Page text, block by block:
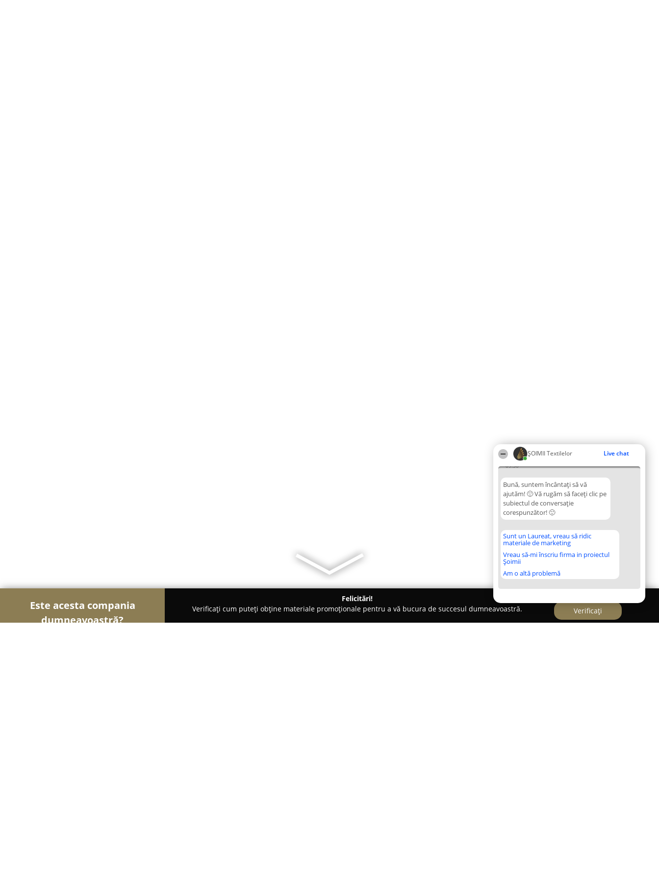
ȘOIMII Textilelor Live chat
09:30
Bună, suntem încântați să vă
ajutăm! 🙂 Vă rugăm să faceți clic pe
subiectul de conversație
corespunzător! 🙂
Sunt un Laureat, vreau să ridic
materiale de marketing
Vreau să-mi înscriu firma in proiectul
Șoimii
Am o altă problemă
Este acesta compania
dumneavoastră?
Felicitări!
Verificați cum puteți obține materiale promoționale pentru a vă bucura de succesul dumneavoastră.
Verificați